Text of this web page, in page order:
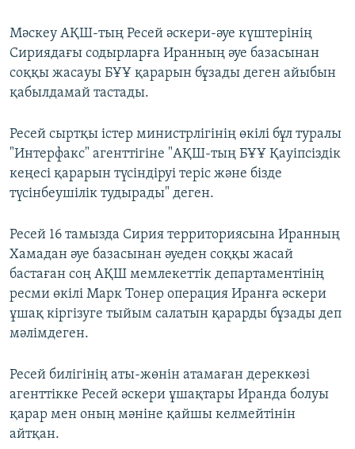
Мәскеу АҚШ-тың Ресей әскери-әуе күштерінің
Сириядағы содырларға Иранның әуе базасынан
соққы жасауы БҰҰ қарарын бұзады деген айыбын
қабылдамай тастады.
Ресей сыртқы істер министрлігінің өкілі бұл туралы
"Интерфакс" агенттігіне "АҚШ-тың БҰҰ Қауіпсіздік
кеңесі қарарын түсіндіруі теріс және бізде
түсінбеушілік тудырады" деген.
Ресей 16 тамызда Сирия территориясына Иранның
Хамадан әуе базасынан әуеден соққы жасай
бастаған соң АҚШ мемлекеттік департаментінің
ресми өкілі Марк Тонер операция Иранға әскери
ұшақ кіргізуге тыйым салатын қарарды бұзады деп
мәлімдеген.
Ресей билігінің аты-жөнін атамаған дереккөзі
агенттікке Ресей әскери ұшақтары Иранда болуы
қарар мен оның мәніне қайшы келмейтінін
айтқан.